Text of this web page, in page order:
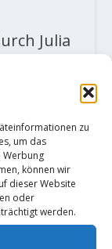
zu
um das
Werbung
können wir
dieser Website
oder
werden.
Julia
Die
im
2018